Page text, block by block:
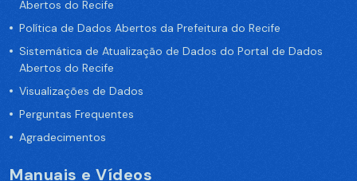
Abertos do Recife
Política de Dados Abertos da Prefeitura do Recife
Sistemática de Atualização de Dados do Portal de Dados
Abertos do Recife
Visualizações de Dados
Perguntas Frequentes
Agradecimentos
Manuais e Vídeos